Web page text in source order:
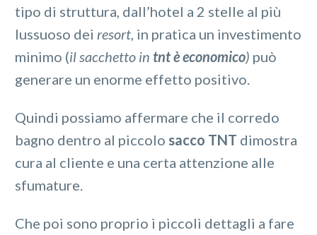
tipo di struttura, dall’hotel a 2 stelle al più
lussuoso dei resort, in pratica un investimento
minimo (il sacchetto in tnt è economico) può
generare un enorme effetto positivo.
Quindi possiamo affermare che il corredo
bagno dentro al piccolo sacco TNT dimostra
cura al cliente e una certa attenzione alle
sfumature.
Che poi sono proprio i piccoli dettagli a fare